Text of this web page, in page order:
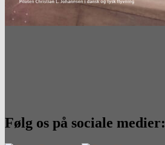
Følg os på sociale medier: